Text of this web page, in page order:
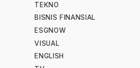
TEKNO
BISNIS FINANSIAL
ESGNOW
VISUAL
ENGLISH